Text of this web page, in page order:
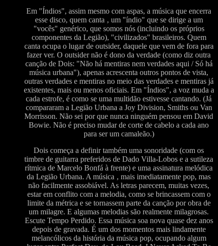
Em "Índios", assim mesmo com aspas, a música que encerra
esse disco, quem canta ‚ um "índio" que se dirige a um
"vocês" genérico, que somos nós (incluindo os próprios
componentes da Legião), "civilizados" brasileiros. Quem
canta ocupa o lugar de outsider, daquele que vem de fora para
fazer ver. O outsider não é dono da verdade (como diz outra
canção de Dois: "Não há mentiras nem verdades aqui / Só há
música urbana"), apenas acrescenta outros pontos de vista,
outras verdades e mentiras no meio das verdades e mentiras já
existentes, mais ou menos oficiais. Em "Índios", a voz muda a
cada estrofe, é como se uma multidão estivesse cantando. (Já
compararam a Legião Urbana a Joy Division, Smiths ou Van
Morrisson. Não sei por que nunca ninguém pensou em David
Bowie. Não é preciso mudar de corte de cabelo a cada ano
para ser um camaleão.)
Dois começa a definir também uma sonoridade (com os
timbre de guitarra preferidos de Dado Villa-Lobos e a sutileza
rítmica de Marcelo Bonfá à frente) e uma assinatura melódica
da Legião Urbana. A música ‚ mais imediatamente pop, mas
não facilmente assobiável. As letras parecem, muitas vezes,
estar em conflito com a melodia, como se brincassem com o
limite da métrica e se tornassem parte da canção por obra de
um milagre. E algumas melodias são realmente milagrosas.
Escute Tempo Perdido. Essa música soa nova quase dez anos
depois de gravada. É um dos momentos mais lindamente
melancólicos da história da música pop, ocupando algum